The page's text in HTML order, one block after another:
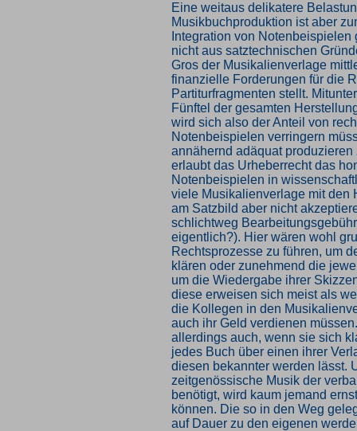
Eine weitaus delikatere
Musikbuchproduktion ist aber
Integration von
nicht aus satztechnischen
Gros der Musikalienverlage
finanzielle Forderungen für die
Partiturfragmenten stellt.
Fünftel der gesamten
wird sich also der Anteil von
Notenbeispielen verringern
annähernd adäquat produzieren
erlaubt das Urheberrecht das
Notenbeispielen in
viele Musikalienverlage mit den
am Satzbild aber nicht
schlichtweg
eigentlich?). Hier wären wohl
Rechtsprozesse zu führen, um
klären oder zunehmend die
um die Wiedergabe ihrer
diese erweisen sich meist als
die Kollegen in den
auch ihr Geld verdienen
allerdings auch, wenn sie sich
jedes Buch über einen ihrer
diesen bekannter werden lässt.
zeitgenössische Musik der
benötigt, wird kaum jemand
können. Die so in den Weg
auf Dauer zu den eigenen